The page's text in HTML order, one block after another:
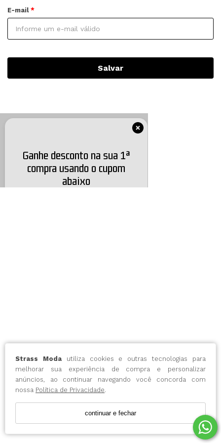
Strass Modautiliza cookies e outras tecnologias para
melhorar sua experiência de compra e personalizar
anúncios, ao continuar navegando você concorda com
nossa Política de Privacidade.
continuar e fechar
E-mail
Salvar